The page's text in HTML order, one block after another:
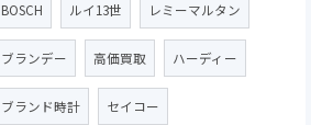
BOSCH ルイ13世 レミーマルタン
ブランデー 高価買取 ハーディー
ブランド時計 セイコー